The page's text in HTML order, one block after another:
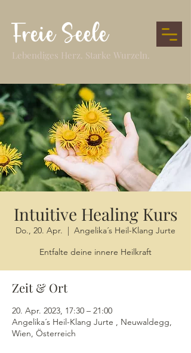
Freie Seele
Lebendiges Herz. Starke Wurzeln.
Intuitive Healing Kurs
Do., 20. Apr.
  |
Angelika´s Heil-Klang Jurte
Entfalte deine innere Heilkraft
Zeit & Ort
20. Apr. 2023, 17:30 – 21:00
Angelika´s Heil-Klang Jurte , Neuwaldegg,
Wien, Österreich